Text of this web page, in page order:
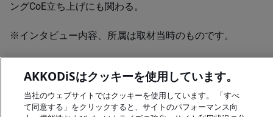
ングCoE立ち上げにも関わる。
※インタビュー内容、所属は取材当時のものです。
A rendering error occurred:H.replaceAll is not a function .
AKKODiSはクッキーを使用しています。
当社のウェブサイトではクッキーを使用しています。 「すべ
て同意する」をクリックすると、サイトのパフォーマンス向